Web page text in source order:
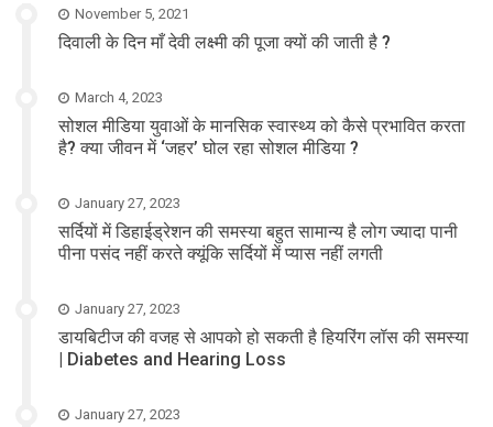
November 5, 2021
दिवाली के दिन माँ देवी लक्ष्मी की पूजा क्यों की जाती है ?
March 4, 2023
सोशल मीडिया युवाओं के मानसिक स्वास्थ्य को कैसे प्रभावित करता
है? क्या जीवन में ‘जहर’ घोल रहा सोशल मीडिया ?
January 27, 2023
सर्दियों में डिहाईड्रेशन की समस्या बहुत सामान्य है लोग ज्यादा पानी
पीना पसंद नहीं करते क्यूंकि सर्दियों में प्यास नहीं लगती
January 27, 2023
डायबिटीज की वजह से आपको हो सकती है हियरिंग लॉस की समस्या
| Diabetes and Hearing Loss
January 27, 2023